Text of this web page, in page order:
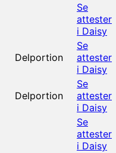
Se
attester
i Daisy
Delportion
Se
attester
i Daisy
Delportion
Se
attester
i Daisy
Se
attester
i Daisy